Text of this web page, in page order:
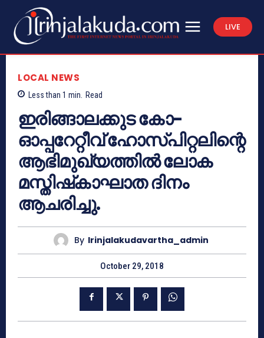
LIVE
LOCAL NEWS
Less than 1 min. Read
ഇരിങ്ങാലക്കുട കോ-
ഓപ്പറേറ്റീവ് ഹോസ്പിറ്റലിന്റെ
ആഭിമുഖ്യത്തില്‍ ലോക
മസ്തിഷ്‌കാഘാത ദിനം
ആചരിച്ചു.
By Irinjalakudavartha_admin
October 29, 2018